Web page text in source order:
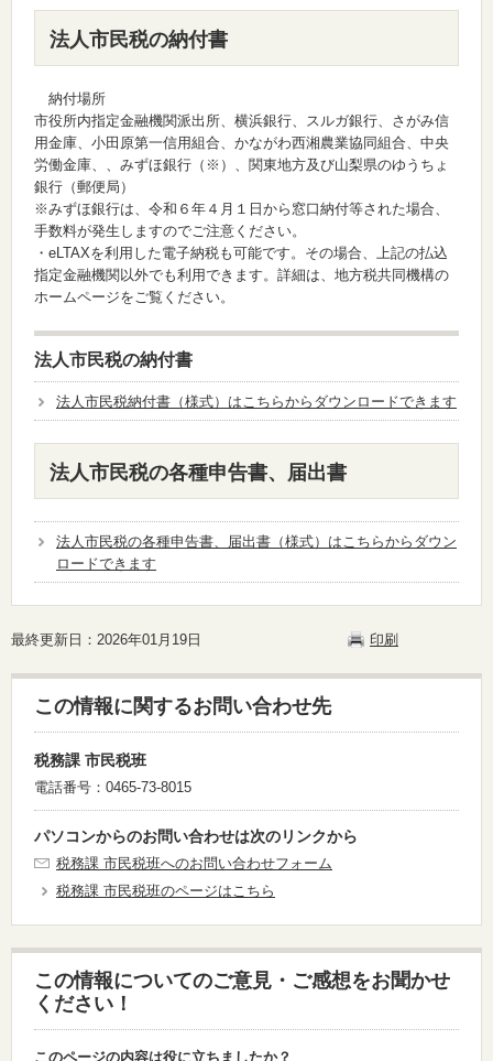
法人市民税の納付書
納付場所
市役所内指定金融機関派出所、横浜銀行、スルガ銀行、さがみ信
用金庫、小田原第一信用組合、かながわ西湘農業協同組合、中央
労働金庫、、みずほ銀行（※）、関東地方及び山梨県のゆうちょ
銀行（郵便局）
※みずほ銀行は、令和６年４月１日から窓口納付等された場合、
手数料が発生しますのでご注意ください。
・eLTAXを利用した電子納税も可能です。その場合、上記の払込
指定金融機関以外でも利用できます。詳細は、地方税共同機構の
ホームページをご覧ください。
法人市民税の納付書
法人市民税納付書（様式）はこちらからダウンロードできます
法人市民税の各種申告書、届出書
法人市民税の各種申告書、届出書（様式）はこちらからダウン
ロードできます
最終更新日：2026年01月19日 印刷
この情報に関するお問い合わせ先
税務課 市民税班
電話番号：0465-73-8015
パソコンからのお問い合わせは次のリンクから
税務課 市民税班へのお問い合わせフォーム
税務課 市民税班のページはこちら
この情報についてのご意見・ご感想をお聞かせ
ください！
このページの内容は役に立ちましたか？